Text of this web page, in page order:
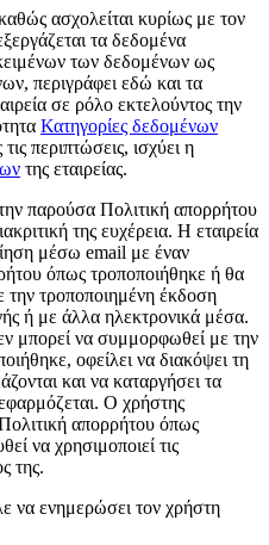
ασχολείται κυρίως με τον
τα δεδομένα
των δεδομένων ως
περιγράφει εδώ και τα
σε ρόλο εκτελούντος την
Κατηγορίες δεδομένων
περιπτώσεις, ισχύει η
της εταιρείας.
παρούσα Πολιτική απορρήτου
της ευχέρεια. Η εταιρεία
μέσω email με έναν
όπως τροποποιήθηκε ή θα
την τροποποιημένη έκδοση
ή με άλλα ηλεκτρονικά μέσα.
μπορεί να συμμορφωθεί με την
οφείλει να διακόψει τη
και να καταργήσει τα
Ο χρήστης
Πολιτική απορρήτου όπως
να χρησιμοποιεί τις
της.
να ενημερώσει τον χρήστη